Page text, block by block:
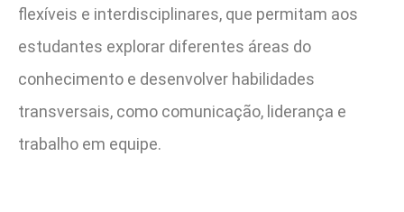
flexíveis e interdisciplinares, que permitam aos
estudantes explorar diferentes áreas do
conhecimento e desenvolver habilidades
transversais, como comunicação, liderança e
trabalho em equipe.